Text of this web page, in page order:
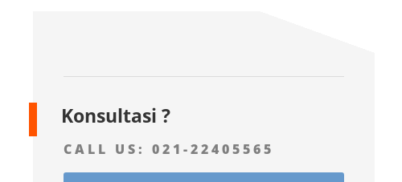
Konsultasi ?
CALL US:021-22405565